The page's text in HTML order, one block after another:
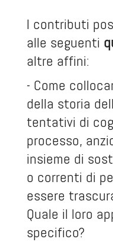
I contributi
alle seguenti
altre affini:
- Come
della storia
tentativi di
processo,
insieme di
o correnti di
essere
Quale il loro
specifico?